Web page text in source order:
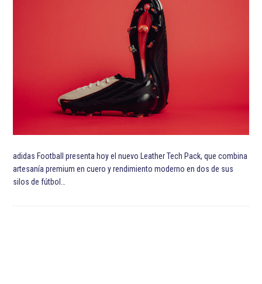
adidas Football presenta hoy el nuevo Leather Tech Pack, que combina
artesanía premium en cuero y rendimiento moderno en dos de sus
silos de fútbol…